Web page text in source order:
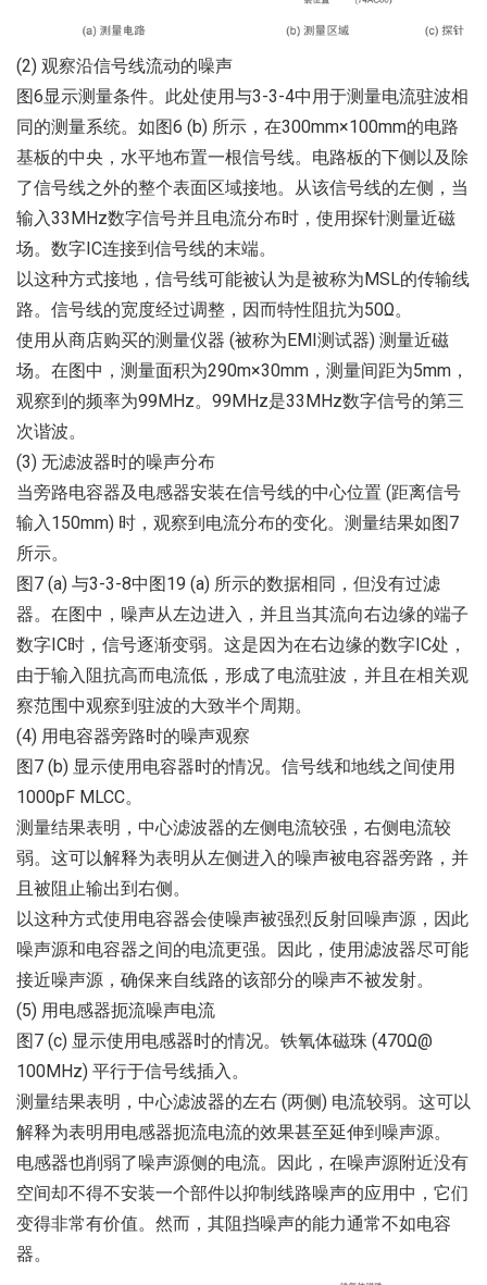
(2) 观察沿信号线流动的噪声
图6显示测量条件。此处使用与3-3-4中用于测量电流驻波相
同的测量系统。如图6 (b) 所示，在300mm×100mm的电路
基板的中央，水平地布置一根信号线。电路板的下侧以及除
了信号线之外的整个表面区域接地。从该信号线的左侧，当
输入33MHz数字信号并且电流分布时，使用探针测量近磁
场。数字IC连接到信号线的末端。
以这种方式接地，信号线可能被认为是被称为MSL的传输线
路。信号线的宽度经过调整，因而特性阻抗为50Ω。
使用从商店购买的测量仪器 (被称为EMI测试器) 测量近磁
场。在图中，测量面积为290m×30mm，测量间距为5mm，
观察到的频率为99MHz。99MHz是33MHz数字信号的第三
次谐波。
(3) 无滤波器时的噪声分布
当旁路电容器及电感器安装在信号线的中心位置 (距离信号
输入150mm) 时，观察到电流分布的变化。测量结果如图7
所示。
图7 (a) 与3-3-8中图19 (a) 所示的数据相同，但没有过滤
器。在图中，噪声从左边进入，并且当其流向右边缘的端子
数字IC时，信号逐渐变弱。这是因为在右边缘的数字IC处，
由于输入阻抗高而电流低，形成了电流驻波，并且在相关观
察范围中观察到驻波的大致半个周期。
(4) 用电容器旁路时的噪声观察
图7 (b) 显示使用电容器时的情况。信号线和地线之间使用
1000pF MLCC。
测量结果表明，中心滤波器的左侧电流较强，右侧电流较
弱。这可以解释为表明从左侧进入的噪声被电容器旁路，并
且被阻止输出到右侧。
以这种方式使用电容器会使噪声被强烈反射回噪声源，因此
噪声源和电容器之间的电流更强。因此，使用滤波器尽可能
接近噪声源，确保来自线路的该部分的噪声不被发射。
(5) 用电感器扼流噪声电流
图7 (c) 显示使用电感器时的情况。铁氧体磁珠 (470Ω@
100MHz) 平行于信号线插入。
测量结果表明，中心滤波器的左右 (两侧) 电流较弱。这可以
解释为表明用电感器扼流电流的效果甚至延伸到噪声源。
电感器也削弱了噪声源侧的电流。因此，在噪声源附近没有
空间却不得不安装一个部件以抑制线路噪声的应用中，它们
变得非常有价值。然而，其阻挡噪声的能力通常不如电容
器。